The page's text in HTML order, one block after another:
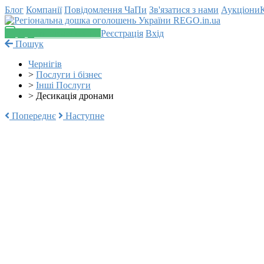
Блог Компанії Повідомлення ЧаПи Зв'язатися з нами Аукціони
Реєстрація Вхід
Пошук
Чернігів
> Послуги і бізнес
> Інші Послуги
> Десикація дронами
Попереднє
Наступне